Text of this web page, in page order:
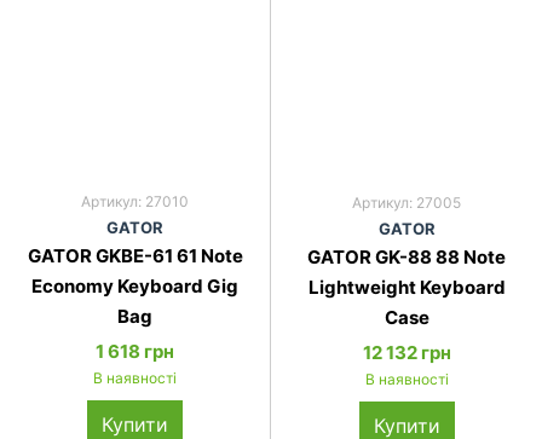
Артикул: 27010
GATOR
GATOR GKBE-61 61 Note
Economy Keyboard Gig
Bag
1 618 грн
В наявності
Купити
Артикул: 27005
GATOR
GATOR GK-88 88 Note
Lightweight Keyboard
Case
12 132 грн
В наявності
Купити